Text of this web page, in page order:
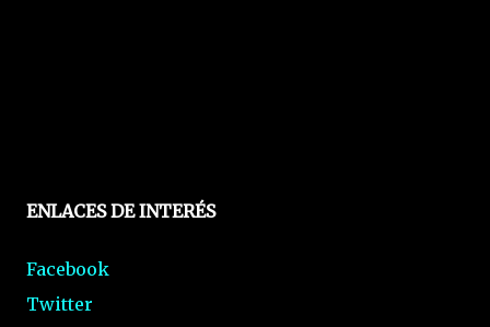
ENLACES DE INTERÉS
Facebook
Twitter